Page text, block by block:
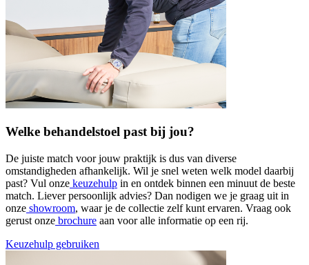
Welke behandelstoel past bij jou?
De juiste match voor jouw praktijk is dus van diverse
omstandigheden afhankelijk. Wil je snel weten welk model daarbij
past? Vul onze keuzehulp in en ontdek binnen een minuut de beste
match. Liever persoonlijk advies? Dan nodigen we je graag uit in
onze showroom, waar je de collectie zelf kunt ervaren. Vraag ook
gerust onze brochure aan voor alle informatie op een rij.
Keuzehulp gebruiken